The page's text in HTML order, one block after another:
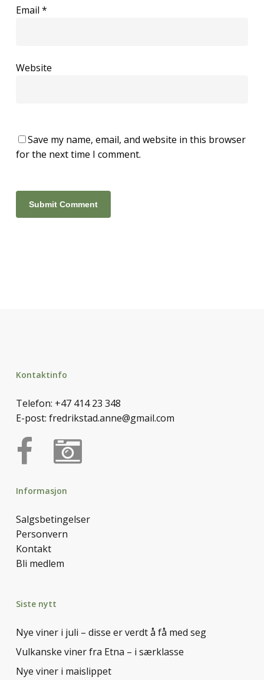
Email *
Website
Save my name, email, and website in this browser
for the next time I comment.
Kontaktinfo
Telefon: +47 414 23 348
E-post: fredrikstad.anne@gmail.com
Informasjon
Salgsbetingelser
Personvern
Kontakt
Bli medlem
Siste nytt
Nye viner i juli – disse er verdt å få med seg
Vulkanske viner fra Etna – i særklasse
Nye viner i maislippet